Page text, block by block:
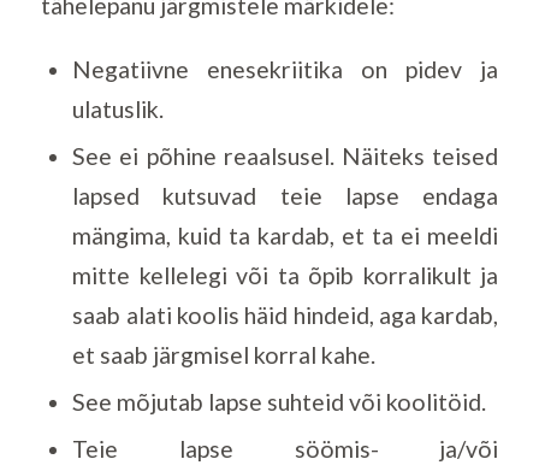
Negatiivne enesekriitika on pidev ja
ulatuslik.
See ei põhine reaalsusel. Näiteks teised
lapsed kutsuvad teie lapse endaga
mängima, kuid ta kardab, et ta ei meeldi
mitte kellelegi või ta õpib korralikult ja
saab alati koolis häid hindeid, aga kardab,
et saab järgmisel korral kahe.
See mõjutab lapse suhteid või koolitöid.
Teie lapse söömis- ja/või